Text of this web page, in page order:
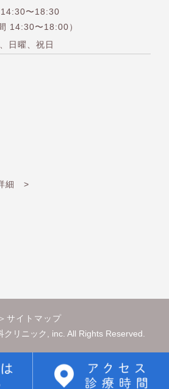
〜18:30
14:30〜18:00）
日曜、祝日
細 >
＞サイトマップ
クリニック, inc. All Rights Reserved.